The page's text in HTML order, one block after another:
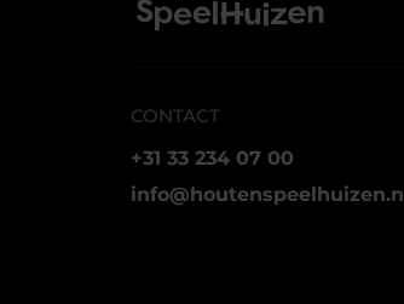
CONTACT
+31 33 234 07 00
info@houtenspeelhuizen.nl